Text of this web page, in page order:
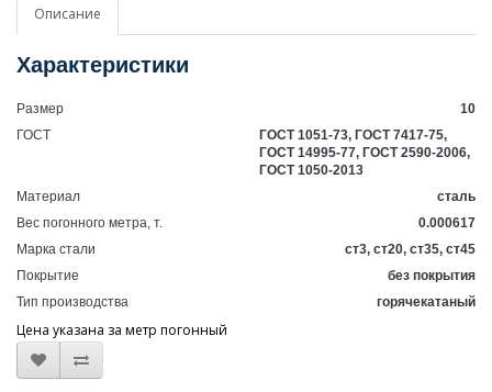
Описание
Характеристики
Размер
10
ГОСТ
ГОСТ 1051-73, ГОСТ 7417-75,
ГОСТ 14995-77, ГОСТ 2590-2006,
ГОСТ 1050-2013
Материал
сталь
Вес погонного метра, т.
0.000617
Марка стали
ст3, ст20, ст35, ст45
Покрытие
без покрытия
Тип производства
горячекатаный
Цена указана за метр погонный